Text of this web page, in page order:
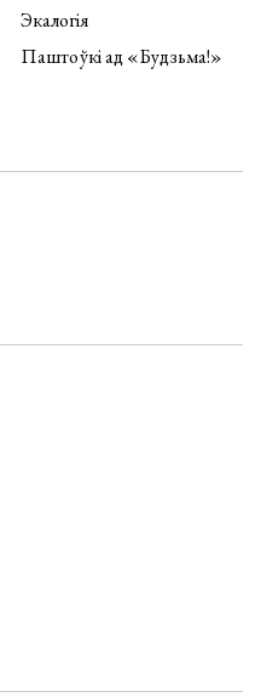
Экалогія
Паштоўкі ад «Будзьма!»